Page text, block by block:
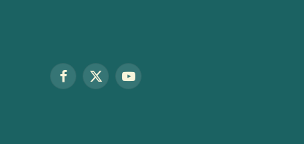
Facebook
X
YouTube